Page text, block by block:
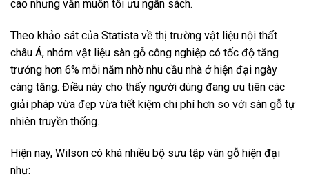
cao nhưng vẫn muốn tối ưu ngân sách.
Theo khảo sát của Statista về thị trường vật liệu nội thất
châu Á, nhóm vật liệu sàn gỗ công nghiệp có tốc độ tăng
trưởng hơn 6% mỗi năm nhờ nhu cầu nhà ở hiện đại ngày
càng tăng. Điều này cho thấy người dùng đang ưu tiên các
giải pháp vừa đẹp vừa tiết kiệm chi phí hơn so với sàn gỗ tự
nhiên truyền thống.
Hiện nay, Wilson có khá nhiều bộ sưu tập vân gỗ hiện đại
như: